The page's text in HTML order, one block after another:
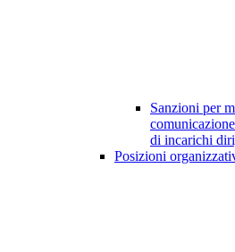
Sanzioni per
di incarichi
Posizioni